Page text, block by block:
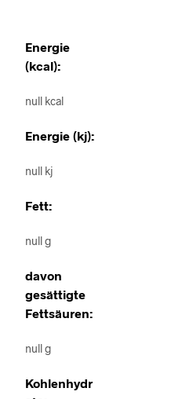
Energie
(kcal):
null kcal
Energie (kj):
null kj
Fett:
null g
davon
gesättigte
Fettsäuren:
null g
Kohlenhydr